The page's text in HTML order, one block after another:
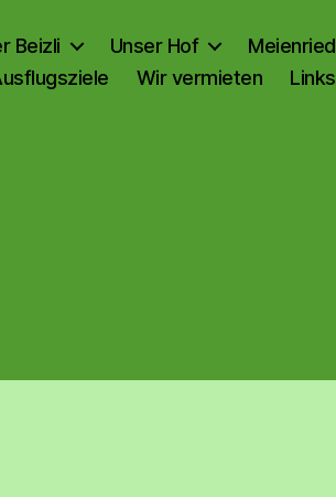
Beizli Unser Hof
Meienried
Wir vermieten Links